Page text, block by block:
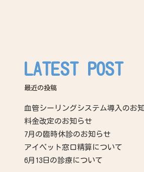
LATEST POST
最近の投稿
血管シーリングシステム導入のお
料金改定のお知らせ
7月の臨時休診のお知らせ
アイペット窓口精算について
6月13日の診療について